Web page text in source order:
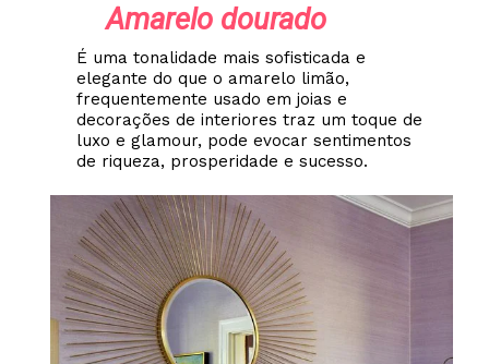
É uma tonalidade mais sofisticada e
elegante do que o amarelo limão,
frequentemente usado em joias e
decorações de interiores traz um toque de
luxo e glamour, pode evocar sentimentos
de riqueza, prosperidade e sucesso.
Amarelo dourado